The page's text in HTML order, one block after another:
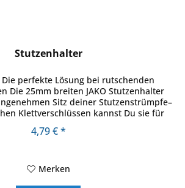
Stutzenhalter
perfekte Lösung bei rutschenden
Die 25mm breiten JAKO Stutzenhalter
Sitz deiner Stutzenstrümpfe–
Klettverschlüssen kannst Du sie für
4,79 € *
Merken